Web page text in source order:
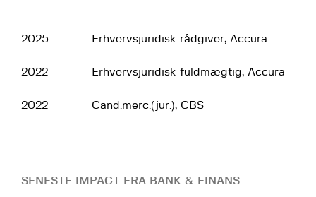
2025 Erhvervsjuridisk rådgiver, Accura
2022 Erhvervsjuridisk fuldmægtig, Accura
2022 Cand.merc.(jur.), CBS
SENESTE IMPACT FRA BANK & FINANS